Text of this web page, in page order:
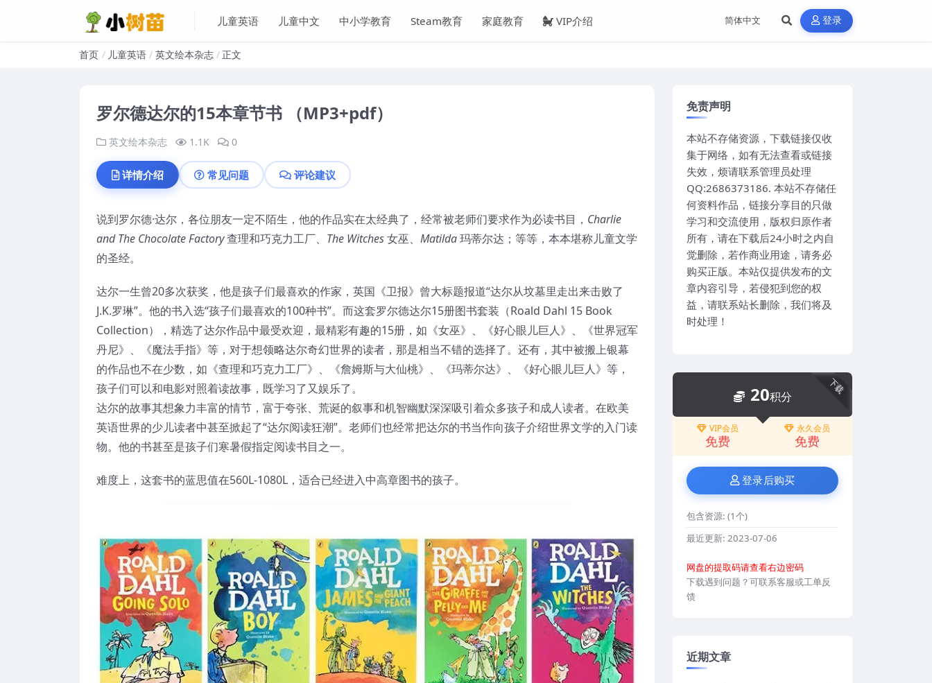
儿童英语 儿童中文 中小学教育 Steam教育 家庭教育 VIP介绍 登录
首页 儿童英语 英文绘本杂志 正文
罗尔德达尔的15本章节书 （MP3+pdf）
英文绘本杂志 1.1K 0
详情介绍 常见问题 评论建议
说到罗尔德·达尔，各位朋友一定不陌生，他的作品实在太经典了，经常被老师们要求作为必读书目， Charlie
and The Chocolate Factory查理和巧克力工厂、 The Witches女巫、 Matilda玛蒂尔达；等等，本本堪称儿童文学
的圣经。
达尔一生曾20多次获奖，他是孩子们最喜欢的作家，英国《卫报》曾大标题报道“达尔从坟墓里走出来击败了
J.K.罗琳”。他的书入选“孩子们最喜欢的100种书”。而这套罗尔德达尔15册图书套装（Roald Dahl 15 Book
Collection），精选了达尔作品中最受欢迎，最精彩有趣的15册，如《女巫》、《好心眼儿巨人》、《世界冠军
丹尼》、《魔法手指》等，对于想领略达尔奇幻世界的读者，那是相当不错的选择了。还有，其中被搬上银幕
的作品也不在少数，如《查理和巧克力工厂》、《詹姆斯与大仙桃》、《玛蒂尔达》、《好心眼儿巨人》等，
孩子们可以和电影对照着读故事，既学习了又娱乐了。
达尔的故事其想象力丰富的情节，富于夸张、荒诞的叙事和机智幽默深深吸引着众多孩子和成人读者。在欧美
英语世界的少儿读者中甚至掀起了“达尔阅读狂潮”。老师们也经常把达尔的书当作向孩子介绍世界文学的入门读
物。他的书甚至是孩子们寒暑假指定阅读书目之一。
难度上，这套书的蓝思值在560L-1080L，适合已经进入中高章图书的孩子。
免责声明
本站不存储资源，下载链接仅收
集于网络，如有无法查看或链接
失效，烦请联系管理员处理
QQ:2686373186. 本站不存储任
何资料作品，链接分享目的只做
学习和交流使用，版权归原作者
所有，请在下载后24小时之内自
觉删除，若作商业用途，请务必
购买正版。本站仅提供发布的文
章内容引导，若侵犯到您的权
益，请联系站长删除，我们将及
时处理！
下载
20积分
VIP会员
免费
永久会员
免费
登录后购买
包含资源: (1个)
最近更新: 2023-07-06
网盘的提取码请查看右边密码
下载遇到问题？可联系客服或工单反
馈
近期文章